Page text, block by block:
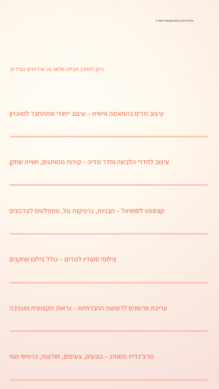
חבילת מיתוג מלאה לקבוצות ספורט
ניתן להזמין חבילה מלאה או שירותים נפרדים
עיצוב מדים בהתאמה אישית – עיצוב ייחודי שמתחבר למועדון
עיצוב לחדרי הלבשה וחדר מדיה– קירות ממותגים, חוויית שחקן
קונספט לסושיאל– תבניות, גרפיקות גול, טמפלטים לעדכונים
צילומי סטודיו למדים – כולל צילום שחקנים
עריכת סרטונים לרשתות החברתיות– נראות מקצועית ומגניבה
מרצ'נדייז ממותג– כובעים, צעיפים, חולצות, כרטיסי מנוי